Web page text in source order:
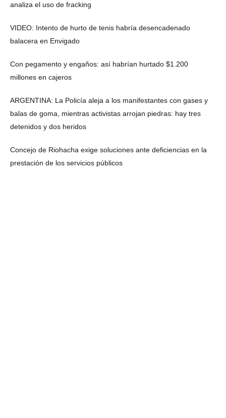
analiza el uso de fracking
VIDEO: Intento de hurto de tenis habría desencadenado
balacera en Envigado
Con pegamento y engaños: así habrían hurtado $1.200
millones en cajeros
ARGENTINA: La Policía aleja a los manifestantes con gases y
balas de goma, mientras activistas arrojan piedras: hay tres
detenidos y dos heridos
Concejo de Riohacha exige soluciones ante deficiencias en la
prestación de los servicios públicos